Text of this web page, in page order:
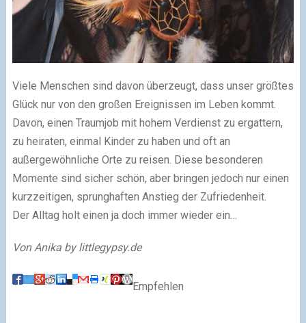
Viele Menschen sind davon überzeugt, dass unser größtes
Glück nur von den großen Ereignissen im Leben kommt.
Davon, einen Traumjob mit hohem Verdienst zu ergattern,
zu heiraten, einmal Kinder zu haben und oft an
außergewöhnliche Orte zu reisen. Diese besonderen
Momente sind sicher schön, aber bringen jedoch nur einen
kurzzeitigen, sprunghaften Anstieg der Zufriedenheit.
Der Alltag holt einen ja doch immer wieder ein…
Von Anika by littlegypsy.de
Empfehlen